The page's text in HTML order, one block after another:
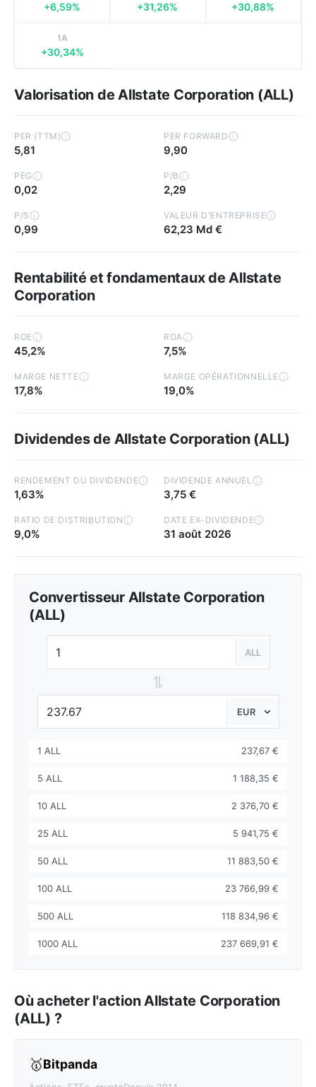
+6,59% +31,26% +30,88%
1A
+30,34%
Valorisation de Allstate Corporation (ALL)
PER (TTM) i
5,81
PER FORWARD i
9,90
PEG i
0,02
P/B i
2,29
P/S i
0,99
VALEUR D'ENTREPRISE i
62,23 Md €
Rentabilité et fondamentaux de Allstate
Corporation
ROE i
45,2%
ROA i
7,5%
MARGE NETTE i
17,8%
MARGE OPÉRATIONNELLE i
19,0%
Dividendes de Allstate Corporation (ALL)
RENDEMENT DU DIVIDENDE i
1,63%
DIVIDENDE ANNUEL i
3,75 €
RATIO DE DISTRIBUTION i
9,0%
DATE EX-DIVIDENDE i
31 août 2026
Convertisseur Allstate Corporation
(ALL)
ALL
⇌
1 ALL 237,67 €
5 ALL 1 188,35 €
10 ALL 2 376,70 €
25 ALL 5 941,75 €
50 ALL 11 883,50 €
100 ALL 23 766,99 €
500 ALL 118 834,96 €
1000 ALL 237 669,91 €
Où acheter l'action Allstate Corporation
(ALL) ?
🥇Bitpanda